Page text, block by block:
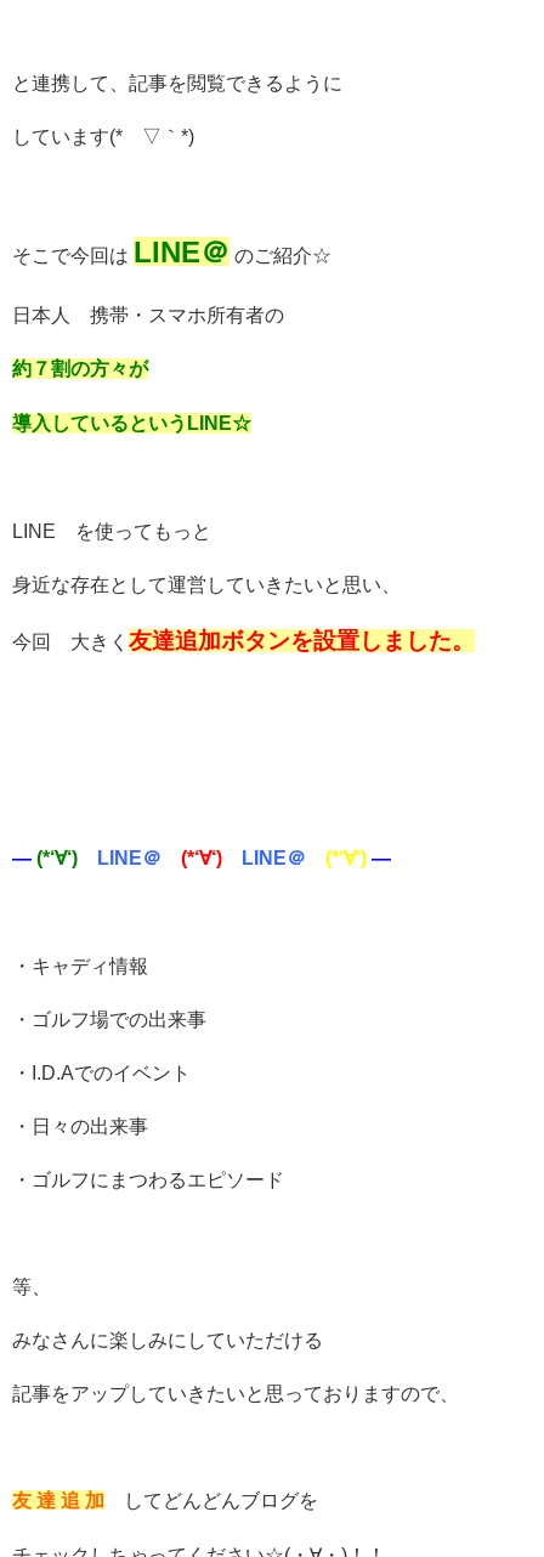
と連携して、記事を閲覧できるように
しています(*´▽｀*)
そこで今回は LINE＠ のご紹介☆
日本人 携帯・スマホ所有者の
約７割の方々が
導入しているというLINE☆
LINE を使ってもっと
身近な存在として運営していきたいと思い、
今回 大きく 友達追加ボタンを設置しました。
— (*‘∀‘) LINE＠ (*‘∀‘) LINE＠ (*‘∀‘) —
・キャディ情報
・ゴルフ場での出来事
・I.D.Aでのイベント
・日々の出来事
・ゴルフにまつわるエピソード
等、
みなさんに楽しみにしていただける
記事をアップしていきたいと思っておりますので、
友 達 追 加 してどんどんブログを